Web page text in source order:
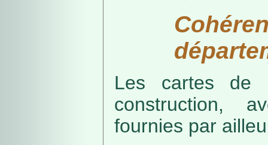
Les cartes de
construction,
fournies par